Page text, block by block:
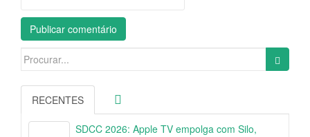
Search
RECENTES
SDCC 2026: Apple TV empolga com Silo,